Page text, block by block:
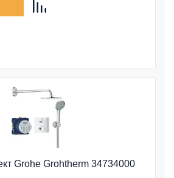
Grohe Grohtherm 34734000